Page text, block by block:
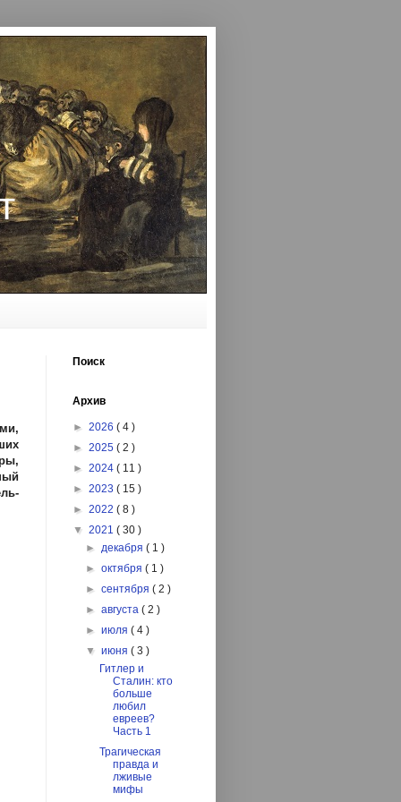
Поиск
Архив
► 2026 ( 4 )
► 2025 ( 2 )
► 2024 ( 11 )
► 2023 ( 15 )
► 2022 ( 8 )
▼ 2021 ( 30 )
►декабря( 1 )
►октября( 1 )
►сентября( 2 )
►августа( 2 )
►июля( 4 )
▼июня( 3 )
Гитлер и
Сталин: кто
больше
любил
евреев?
Часть 1
Трагическая
правда и
лживые
мифы